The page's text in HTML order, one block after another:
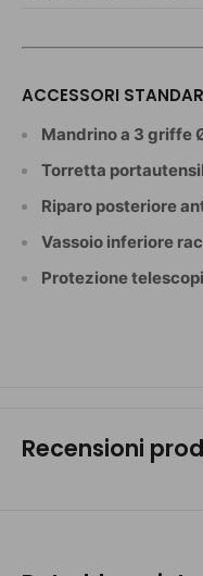
ACCESSORI
Mandrino a 3 griffe
Torretta
Riparo posteriore
Vassoio inferiore
Protezione
Recensioni